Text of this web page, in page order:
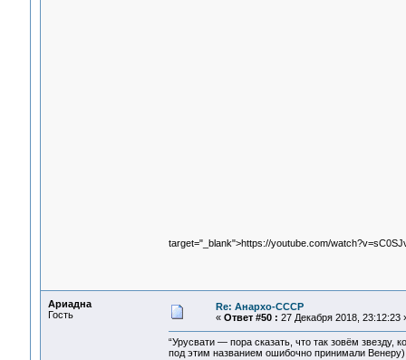
target="_blank">https://youtube.com/
Ариадна
Гость
Re: Анархо-СССР
« Ответ #50 : 27 Декабря 2018, 23:12:23
“Урусвати — пора сказать, что так зовём
под этим названием ошибочно принимали